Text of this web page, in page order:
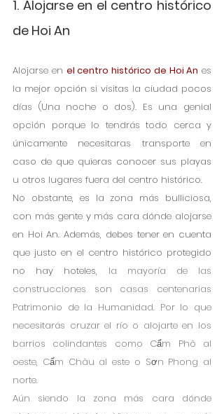
1. Alojarse en el centro histórico
de Hoi An
Alojarse en el centro histórico de Hoi An es
la mejor opción si visitas la ciudad pocos
días (Una noche o dos). Es una genial
opción porque lo tendrás todo cerca y
únicamente necesitaras transporte en
caso de que quieras conocer sus playas
u otros lugares fuera del centro histórico.
No obstante, es la zona más bulliciosa,
con más gente y más cara dónde alojarse
en Hoi An. Además, debes tener en cuenta
que justo en el centro histórico protegido
no hay hoteles, la mayoría de las
construcciones son casas centenarias
Patrimonio de la Humanidad. Por lo que
necesitarás cruzar el río o alojarte en los
barrios colindantes como Cẩm Phô al
oeste, Cẩm Châu al este o Sơn Phong al
norte.
Aún siendo la zona más cara dónde